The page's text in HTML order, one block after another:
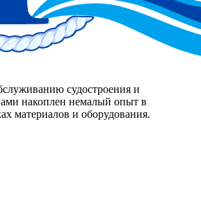
судостроения и
накоплен немалый опыт в
материалов и оборудования.